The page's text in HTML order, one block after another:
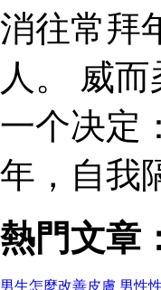
消往常拜
人。 威而
一个决定
年，自我
熱門文章
男生怎麼改善皮膚 男性